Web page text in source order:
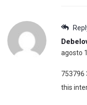
agosto
753796
this